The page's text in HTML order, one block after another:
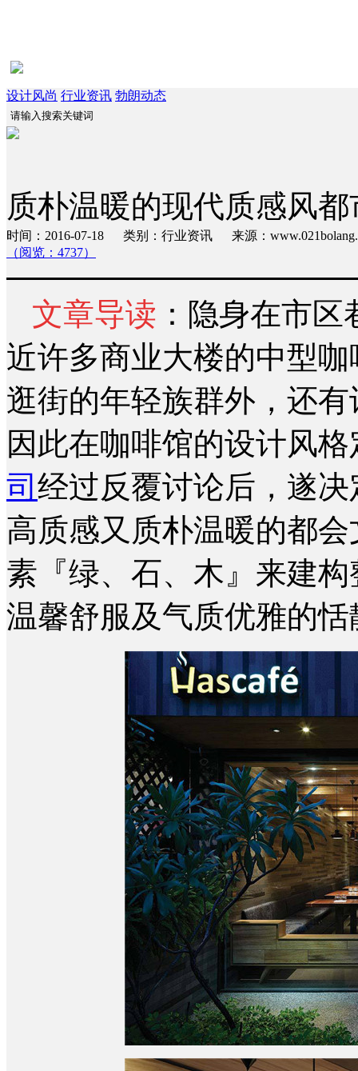
设计风尚 行业资讯 勃朗动态
质朴温暖的现代质感风
时间：2016-07-18 类别：行业资讯 来源：
（阅览：4737）
文章导读 ：隐身在市
近许多商业大楼的中型
逛街的年轻族群外，还
因此在咖啡馆的设计风
司 经过反覆讨论后，遂
高质感又质朴温暖的都
素『绿、石、木』来建
温馨舒服及气质优雅的